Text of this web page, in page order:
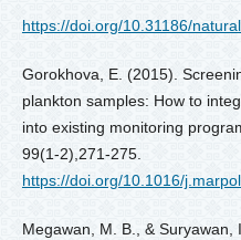
https://doi.org/10.31186/
Gorokhova, E. (2015).
plankton samples: How to
into existing monitoring
99(1-2),271-275.
https://doi.org/10.1016/
Megawan, M. B., &